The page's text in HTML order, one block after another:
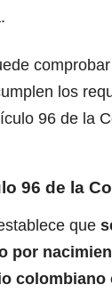
los
96 de la
96 de la
que
por
colombiano